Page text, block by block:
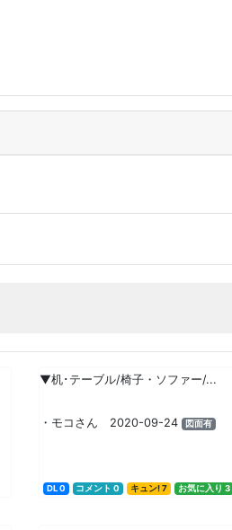
▼机･テーブル/椅子・ソファー/...
・モコさん 2020-09-24 図面有
DL 0 コメント 0 キュン! 7 お気に入り 3